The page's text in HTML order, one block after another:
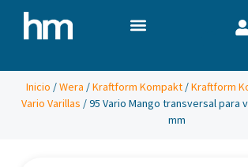
Inicio /Wera /Kraftform Kompakt/Kraftform
Vario Varillas / 95 Vario Mango transversal para
mm